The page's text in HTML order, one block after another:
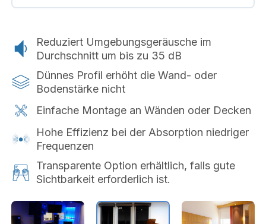
Reduziert Umgebungsgeräusche im
Durchschnitt um bis zu 35 dB
Dünnes Profil erhöht die Wand- oder
Bodenstärke nicht
Einfache Montage an Wänden oder Decken
Hohe Effizienz bei der Absorption niedriger
Frequenzen
Transparente Option erhältlich, falls gute
Sichtbarkeit erforderlich ist.